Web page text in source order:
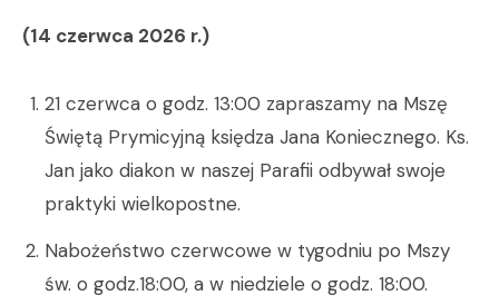
(14 czerwca 2026 r.)
21 czerwca o godz. 13:00 zapraszamy na Mszę
Świętą Prymicyjną księdza Jana Koniecznego. Ks.
Jan jako diakon w naszej Parafii odbywał swoje
praktyki wielkopostne.
Nabożeństwo czerwcowe w tygodniu po Mszy
św. o godz.18:00, a w niedziele o godz. 18:00.